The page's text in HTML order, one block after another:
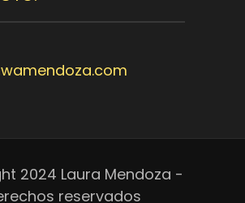
2024 Laura Mendoza -
reservados